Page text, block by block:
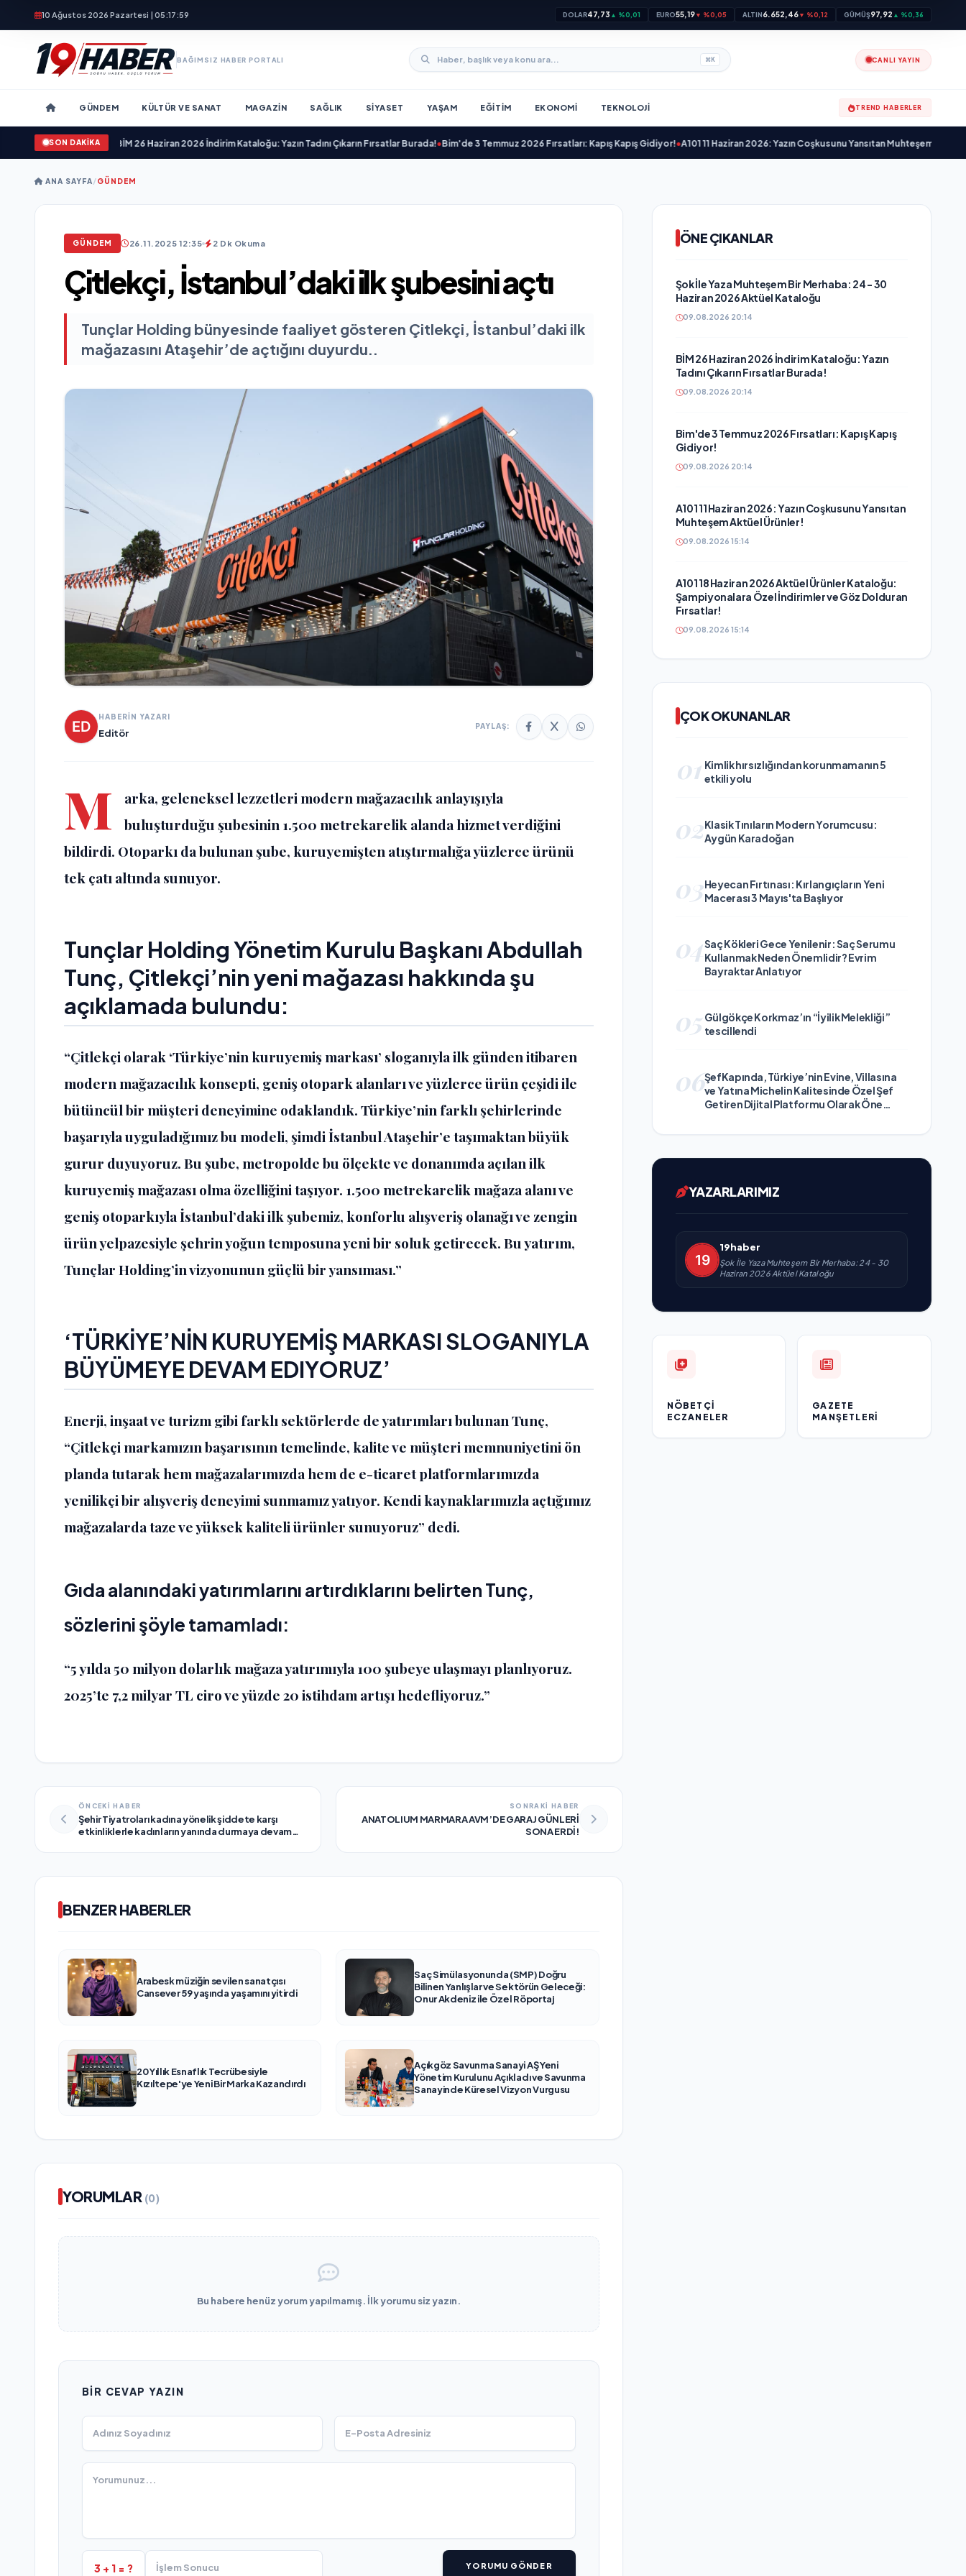
10 Ağustos 2026 Pazartesi | 05:18:01 DOLAR47,73 ▲ %0,01 EURO55,19▼ %0,05 ALTIN6.652,46▼ %0,12 GÜMÜŞ97,92 ▲ %0,36
BAĞIMSIZ HABER PORTALI ⌘K CANLI YAYIN
GÜNDEM KÜLTÜR VE SANAT MAGAZIN SAĞLIK SIYASET YAŞAM EĞITIM EKONOMI TEKNOLOJI TREND HABERLER
SON DAKİKA
Aktüel Kataloğu•BİM 26 Haziran 2026 İndirim Kataloğu: Yazın Tadını Çıkarın Fırsatlar Burada!•Bim'de 3 Temmuz 2026 Fırsatları: Kapış Kapış Gidiyor!•A101 11 Haziran 2026: Yazın Coşkusunu Yansıtan Muhteşem Aktüel
ANA SAYFA/GÜNDEM
GÜNDEM 26.11.2025 12:35 2 Dk Okuma
Çitlekçi, İstanbul’daki ilk şubesini açtı
Tunçlar Holding bünyesinde faaliyet gösteren Çitlekçi, İstanbul’daki ilk
mağazasını Ataşehir’de açtığını duyurdu..
HABERİN YAZARI
Editör
PAYLAŞ:
M
arka, geleneksel lezzetleri modern mağazacılık anlayışıyla
buluşturduğu şubesinin 1.500 metrekarelik alanda hizmet verdiğini
bildirdi. Otoparkı da bulunan şube, kuruyemişten atıştırmalığa yüzlerce ürünü
tek çatı altında sunuyor.
Tunçlar Holding Yönetim Kurulu Başkanı Abdullah
Tunç, Çitlekçi’nin yeni mağazası hakkında şu
açıklamada bulundu:
“Çitlekçi olarak ‘Türkiye’nin kuruyemiş markası’ sloganıyla ilk günden itibaren
modern mağazacılık konsepti, geniş otopark alanları ve yüzlerce ürün çeşidi ile
bütüncül bir müşteri deneyimine odaklandık. Türkiye’nin farklı şehirlerinde
başarıyla uyguladığımız bu modeli, şimdi İstanbul Ataşehir’e taşımaktan büyük
gurur duyuyoruz. Bu şube, metropolde bu ölçekte ve donanımda açılan ilk
kuruyemiş mağazası olma özelliğini taşıyor. 1.500 metrekarelik mağaza alanı ve
geniş otoparkıyla İstanbul’daki ilk şubemiz, konforlu alışveriş olanağı ve zengin
ürün yelpazesiyle şehrin yoğun temposuna yeni bir soluk getirecek. Bu yatırım,
Tunçlar Holding’in vizyonunun güçlü bir yansıması.”
‘TÜRKİYE’NİN KURUYEMİŞ MARKASI SLOGANIYLA
BÜYÜMEYE DEVAM EDIYORUZ’
Enerji, inşaat ve turizm gibi farklı sektörlerde de yatırımları bulunan Tunç,
“Çitlekçi markamızın başarısının temelinde, kalite ve müşteri memnuniyetini ön
planda tutarak hem mağazalarımızda hem de e-ticaret platformlarımızda
yenilikçi bir alışveriş deneyimi sunmamız yatıyor. Kendi kaynaklarımızla açtığımız
mağazalarda taze ve yüksek kaliteli ürünler sunuyoruz” dedi.
Gıda alanındaki yatırımlarını artırdıklarını belirten Tunç,
sözlerini şöyle tamamladı:
“5 yılda 50 milyon dolarlık mağaza yatırımıyla 100 şubeye ulaşmayı planlıyoruz.
2025’te 7,2 milyar TL ciro ve yüzde 20 istihdam artışı hedefliyoruz.”
ÖNCEKİ HABER
Şehir Tiyatroları kadına yönelik şiddete karşı
etkinliklerle kadınların yanında durmaya devam
SONRAKİ HABER
ANATOLIUM MARMARA AVM’DE GARAJ GÜNLERİ
SONA ERDİ!
BENZER HABERLER
Arabesk müziğin sevilen sanatçısı
Cansever 59 yaşında yaşamını yitirdi
Saç Simülasyonunda (SMP) Doğru
Bilinen Yanlışlar ve Sektörün Geleceği:
Onur Akdeniz ile Özel Röportaj
20 Yıllık Esnaflık Tecrübesiyle
Kızıltepe'ye Yeni Bir Marka Kazandırdı
Açıkgöz Savunma Sanayi AŞ Yeni
Yönetim Kurulunu Açıkladı ve Savunma
Sanayinde Küresel Vizyon Vurgusu
YORUMLAR (0)
Bu habere henüz yorum yapılmamış. İlk yorumu siz yazın.
BIR CEVAP YAZIN
3 + 1 = ? YORUMU GÖNDER
ÖNE ÇIKANLAR
Şok İle Yaza Muhteşem Bir Merhaba: 24 - 30
Haziran 2026 Aktüel Kataloğu
09.08.2026 20:14
BİM 26 Haziran 2026 İndirim Kataloğu: Yazın
Tadını Çıkarın Fırsatlar Burada!
09.08.2026 20:14
Bim'de 3 Temmuz 2026 Fırsatları: Kapış Kapış
Gidiyor!
09.08.2026 20:14
A101 11 Haziran 2026: Yazın Coşkusunu Yansıtan
Muhteşem Aktüel Ürünler!
09.08.2026 15:14
A101 18 Haziran 2026 Aktüel Ürünler Kataloğu:
Şampiyonalara Özel İndirimler ve Göz Dolduran
Fırsatlar!
09.08.2026 15:14
ÇOK OKUNANLAR
01 Kimlik hırsızlığından korunmamanın 5
etkili yolu
02Klasik Tınıların Modern Yorumcusu:
Aygün Karadoğan
03Heyecan Fırtınası: Kırlangıçların Yeni
Macerası 3 Mayıs'ta Başlıyor
04Saç Kökleri Gece Yenilenir: Saç Serumu
Kullanmak Neden Önemlidir? Evrim
Bayraktar Anlatıyor
05 Gülgökçe Korkmaz’ın “İyilik Melekliği”
tescillendi
06ŞefKapında, Türkiye’nin Evine, Villasına
ve Yatına Michelin Kalitesinde Özel Şef
Getiren Dijital Platformu Olarak Öne
YAZARLARIMIZ
19haber
Şok İle Yaza Muhteşem Bir Merhaba: 24 - 30
Haziran 2026 Aktüel Kataloğu
NÖBETÇI
ECZANELER
GAZETE
MANŞETLERI